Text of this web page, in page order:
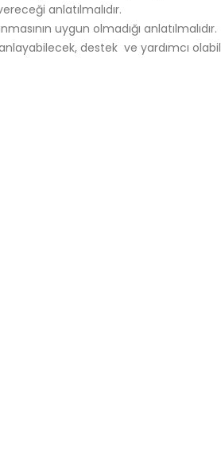
anlatılmalıdır.
uygun olmadığı anlatılmalıdır.
destek ve yardımcı